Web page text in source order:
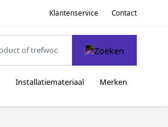
Klantenservice Contact
Installatiemateriaal Merken